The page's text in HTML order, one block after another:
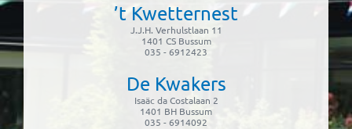
’t Kwetternest
J.J.H. Verhulstlaan 11
1401 CS Bussum
035 - 6912423
De Kwakers
Isaäc da Costalaan 2
1401 BH Bussum
035 - 6914092